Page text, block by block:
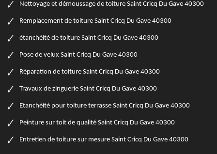
Nettoyage et démoussage de toiture Saint Cricq Du Gave 40300
Remplacement de toiture Saint Cricq Du Gave 40300
étanchéité de toiture Saint Cricq Du Gave 40300
Pose de velux Saint Cricq Du Gave 40300
Réparation de toiture Saint Cricq Du Gave 40300
Travaux de zinguerie Saint Cricq Du Gave 40300
Etanchéité pour toiture terrasse Saint Cricq Du Gave 40300
Peinture sur toit de qualité Saint Cricq Du Gave 40300
Entretien de toiture sur mesure Saint Cricq Du Gave 40300